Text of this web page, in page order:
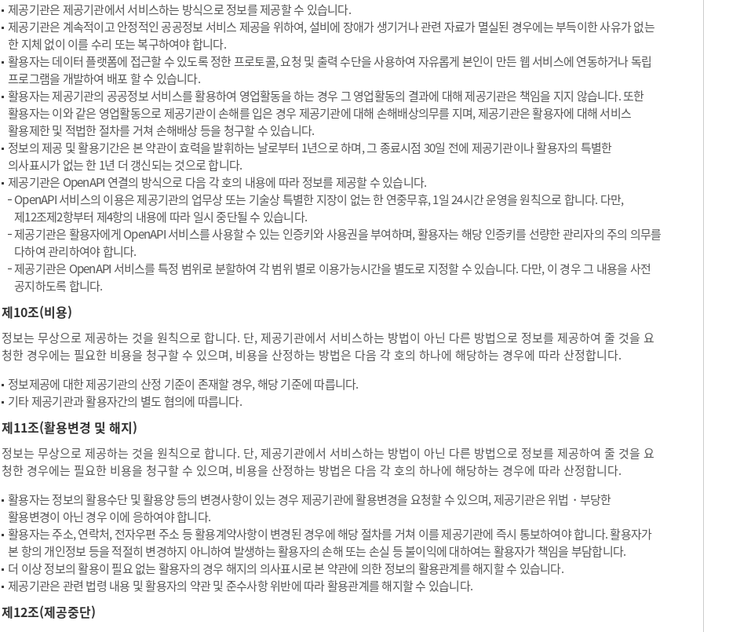
제공기관은 제공기관에서 서비스하는 방식으로 정보를 제공할 수 있습니다.
제공기관은 계속적이고 안정적인 공공정보 서비스 제공을 위하여, 설비에 장애가 생기거나 관련 자료가 멸실된 경우에는 부득이한 사유가 없는
한 지체 없이 이를 수리 또는 복구하여야 합니다.
활용자는 데이터 플랫폼에 접근할 수 있도록 정한 프로토콜, 요청 및 출력 수단을 사용하여 자유롭게 본인이 만든 웹 서비스에 연동하거나 독립
프로그램을 개발하여 배포 할 수 있습니다.
활용자는 제공기관의 공공정보 서비스를 활용하여 영업활동을 하는 경우 그 영업활동의 결과에 대해 제공기관은 책임을 지지 않습니다. 또한
활용자는 이와 같은 영업활동으로 제공기관이 손해를 입은 경우 제공기관에 대해 손해배상의무를 지며, 제공기관은 활용자에 대해 서비스
활용제한 및 적법한 절차를 거쳐 손해배상 등을 청구할 수 있습니다.
정보의 제공 및 활용기간은 본 약관이 효력을 발휘하는 날로부터 1년으로 하며, 그 종료시점 30일 전에 제공기관이나 활용자의 특별한
의사표시가 없는 한 1년 더 갱신되는 것으로 합니다.
제공기관은 OpenAPI 연결의 방식으로 다음 각 호의 내용에 따라 정보를 제공할 수 있습니다.
OpenAPI 서비스의 이용은 제공기관의 업무상 또는 기술상 특별한 지장이 없는 한 연중무휴, 1일 24시간 운영을 원칙으로 합니다. 다만,
제12조제2항부터 제4항의 내용에 따라 일시 중단될 수 있습니다.
제공기관은 활용자에게 OpenAPI 서비스를 사용할 수 있는 인증키와 사용권을 부여하며, 활용자는 해당 인증키를 선량한 관리자의 주의 의무를
다하여 관리하여야 합니다.
제공기관은 OpenAPI 서비스를 특정 범위로 분할하여 각 범위 별로 이용가능시간을 별도로 지정할 수 있습니다. 다만, 이 경우 그 내용을 사전
공지하도록 합니다.
제10조(비용)
정보는 무상으로 제공하는 것을 원칙으로 합니다. 단, 제공기관에서 서비스하는 방법이 아닌 다른 방법으로 정보를 제공하여 줄 것을 요
청한 경우에는 필요한 비용을 청구할 수 있으며, 비용을 산정하는 방법은 다음 각 호의 하나에 해당하는 경우에 따라 산정합니다.
정보제공에 대한 제공기관의 산정 기준이 존재할 경우, 해당 기준에 따릅니다.
기타 제공기관과 활용자간의 별도 협의에 따릅니다.
제11조(활용변경 및 해지)
정보는 무상으로 제공하는 것을 원칙으로 합니다. 단, 제공기관에서 서비스하는 방법이 아닌 다른 방법으로 정보를 제공하여 줄 것을 요
청한 경우에는 필요한 비용을 청구할 수 있으며, 비용을 산정하는 방법은 다음 각 호의 하나에 해당하는 경우에 따라 산정합니다.
활용자는 정보의 활용수단 및 활용양 등의 변경사항이 있는 경우 제공기관에 활용변경을 요청할 수 있으며, 제공기관은 위법・부당한
활용변경이 아닌 경우 이에 응하여야 합니다.
활용자는 주소, 연락처, 전자우편 주소 등 활용계약사항이 변경된 경우에 해당 절차를 거쳐 이를 제공기관에 즉시 통보하여야 합니다. 활용자가
본 항의 개인정보 등을 적절히 변경하지 아니하여 발생하는 활용자의 손해 또는 손실 등 불이익에 대하여는 활용자가 책임을 부담합니다.
더 이상 정보의 활용이 필요 없는 활용자의 경우 해지의 의사표시로 본 약관에 의한 정보의 활용관계를 해지할 수 있습니다.
제공기관은 관련 법령 내용 및 활용자의 약관 및 준수사항 위반에 따라 활용관계를 해지할 수 있습니다.
제12조(제공중단)